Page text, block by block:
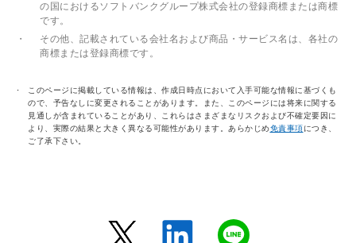
の国におけるソフトバンクグループ株式会社の登録商標または商標
です。
・
その他、記載されている会社名および商品・サービス名は、各社の
商標または登録商標です。
このページに掲載している情報は、作成日時点において入手可能な情報に基づくも
ので、予告なしに変更されることがあります。また、このページには将来に関する
見通しが含まれていることがあり、これらはさまざまなリスクおよび不確定要因に
より、実際の結果と大きく異なる可能性があります。あらかじめ免責事項につき、
ご了承下さい。